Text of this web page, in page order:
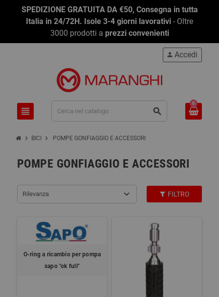
SPEDIZIONE GRATUITA DA €50, Consegna in tutta
Italia in 24/72H. Isole 3-4 giorni lavorativi - Oltre
3000 prodotti a prezzi convenienti
view_headline search
person Accedi
0
chevron_right BICI chevron_right POMPE GONFIAGGIO E ACCESSORI
POMPE GONFIAGGIO E ACCESSORI
Rilevanza FILTRO
O-ring a ricambio per pompa
sapo "ok full"